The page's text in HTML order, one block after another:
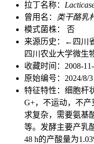
拉丁名称：
曾用名：
类干酪乳
模式菌株： 否
来源历史：←四川
四川农业大学微生
收藏时间：2008-
原始编号：2024/8/3
特征特性：细胞杆
G+，不运动，不
求复杂，需要氨基
等。发酵主要产乳
48 h的产酸量为